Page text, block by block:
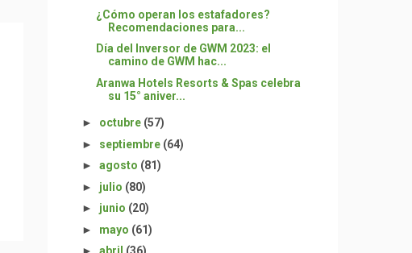
¿Cómo operan los estafadores?
Recomendaciones para...
Día del Inversor de GWM 2023: el
camino de GWM hac...
Aranwa Hotels Resorts & Spas celebra
su 15° aniver...
► octubre (57)
► septiembre (64)
► agosto (81)
► julio (80)
► junio (20)
► mayo (61)